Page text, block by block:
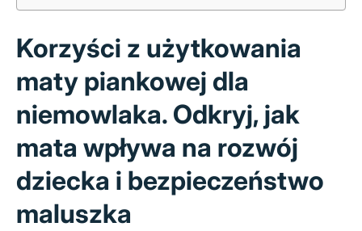
Korzyści z użytkowania
maty piankowej dla
niemowlaka. Odkryj, jak
mata wpływa na rozwój
dziecka i bezpieczeństwo
maluszka